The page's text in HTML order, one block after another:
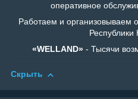
оперативное
Работаем и организовываем
Республики
«WELLAND»- Тысячи
Скрыть